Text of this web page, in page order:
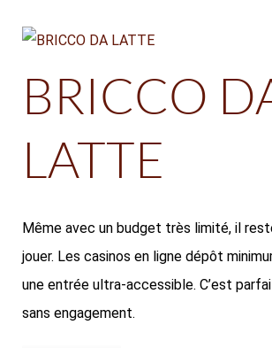
BRICCO
LATTE
Même avec un budget très limité, il
jouer. Les casinos en ligne dépôt
une entrée ultra-accessible. C’est
sans engagement.